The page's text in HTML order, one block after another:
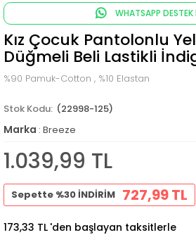
WHATSAPP
Kız Çocuk Pantolonlu
Düğmeli Beli Lastikli
%90 Pamuk-Cotton , %10 Elastan
(22998-125)
Marka : Breeze
1.039,99 TL
Sepette %30 İNDİRİM 727,99 TL
173,33 TL 'den başlayan taksitlerle